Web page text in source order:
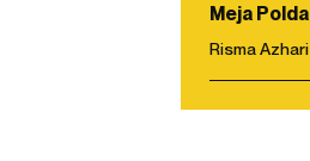
Meja Polda
Risma Azhari